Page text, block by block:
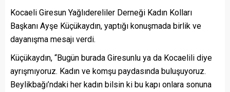
Kocaeli Giresun Yağlıdereliler Derneği Kadın Kolları
Başkanı Ayşe Küçükaydın, yaptığı konuşmada birlik ve
dayanışma mesajı verdi.
Küçükaydın, “Bugün burada Giresunlu ya da Kocaelili diye
ayrışmıyoruz. Kadın ve komşu paydasında buluşuyoruz.
Beylikbağı’ndaki her kadın bilsin ki bu kapı onlara sonuna